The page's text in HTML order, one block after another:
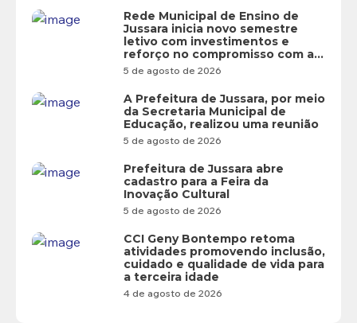
Rede Municipal de Ensino de
Jussara inicia novo semestre
letivo com investimentos e
reforço no compromisso com a
educação
5 de agosto de 2026
A Prefeitura de Jussara, por meio
da Secretaria Municipal de
Educação, realizou uma reunião
5 de agosto de 2026
Prefeitura de Jussara abre
cadastro para a Feira da
Inovação Cultural
5 de agosto de 2026
CCI Geny Bontempo retoma
atividades promovendo inclusão,
cuidado e qualidade de vida para
a terceira idade
4 de agosto de 2026